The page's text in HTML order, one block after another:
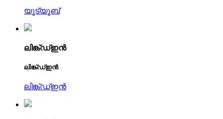
യൂട്യൂബ്
ലിങ്ക്ഡ്ഇൻ
ലിങ്ക്ഡ്ഇൻ
ലിങ്ക്ഡ്ഇൻ